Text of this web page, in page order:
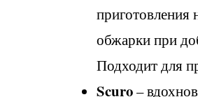
обжарки при
Подходит для
Scuro–